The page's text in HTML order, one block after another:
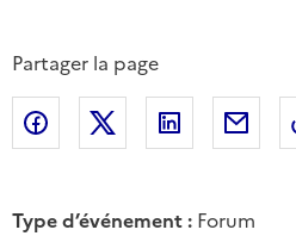
Partager la page
Partager l'article sur
Partager l'article
Partager
Type d’événement : Forum